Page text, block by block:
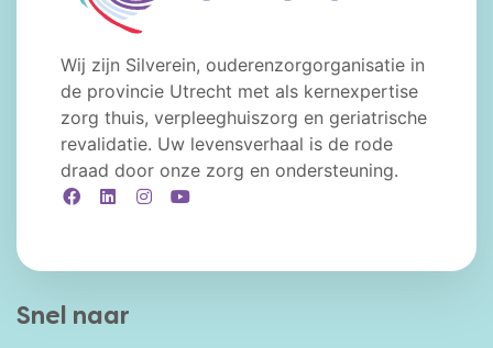
Wij zijn Silverein, ouderenzorgorganisatie in
de provincie Utrecht met als kernexpertise
zorg thuis, verpleeghuiszorg en geriatrische
revalidatie. Uw levensverhaal is de rode
draad door onze zorg en ondersteuning.
FacebookLinkedInInstagram
Snel naar